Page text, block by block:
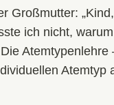
ich nicht,
Atemtyp